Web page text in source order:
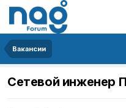
Вакансии
Сетевой инженер